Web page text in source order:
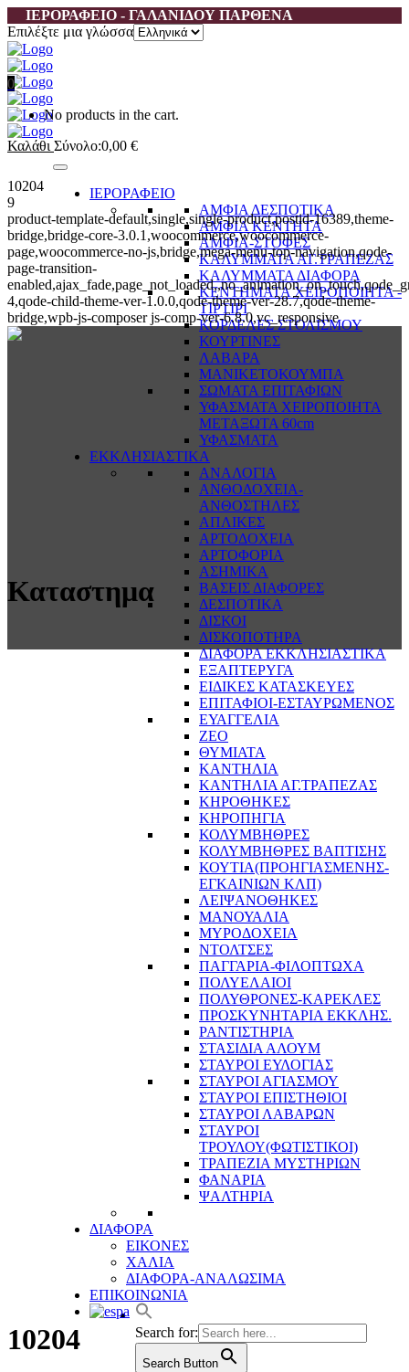
ΙΕΡΟΡΑΦΕΙΟ - ΓΑΛΑΝΙΔΟΥ ΠΑΡΘΕΝΑ
Επιλέξτε μια γλώσσα
0
No products in the cart.
Καλάθι Σύνολο:0,00 €
ΙΕΡΟΡΑΦΕΙΟ
ΑΜΦΙΑ ΔΕΣΠΟΤΙΚΑ
ΑΜΦΙΑ ΚΕΝΤΗΤΑ
ΑΜΦΙΑ-ΣΤΟΦΕΣ
ΚΑΛΥΜΜΑΤΑ ΑΓ.ΤΡΑΠΕΖΑΣ
ΚΑΛΥΜΜΑΤΑ ΔΙΑΦΟΡΑ
ΚΕΝΤΗΜΑΤΑ ΧΕΙΡΟΠΟΙΗΤΑ -
ΤΙΡΤΙΡΙ
ΚΟΡΔΕΛΕΣ ΣΤΟΛΙΣΜΟΥ
ΚΟΥΡΤΙΝΕΣ
ΛΑΒΑΡΑ
ΜΑΝΙΚΕΤΟΚΟΥΜΠΑ
ΣΩΜΑΤΑ ΕΠΙΤΑΦΙΩΝ
ΥΦΑΣΜΑΤΑ ΧΕΙΡΟΠΟΙΗΤΑ
ΜΕΤΑΞΩΤΑ 60cm
ΥΦΑΣΜΑΤΑ
ΕΚΚΛΗΣΙΑΣΤΙΚΑ
ΑΝΑΛΟΓΙΑ
ΑΝΘΟΔΟΧΕΙΑ-
ΑΝΘΟΣΤΗΛΕΣ
ΑΠΛΙΚΕΣ
ΑΡΤΟΔΟΧΕΙΑ
ΑΡΤΟΦΟΡΙΑ
ΑΣΗΜΙΚΑ
ΒΑΣΕΙΣ ΔΙΑΦΟΡΕΣ
ΔΕΣΠΟΤΙΚΑ
ΔΙΣΚΟΙ
ΔΙΣΚΟΠΟΤΗΡΑ
ΔΙΑΦΟΡΑ ΕΚΚΛΗΣΙΑΣΤΙΚΑ
ΕΞΑΠΤΕΡΥΓΑ
ΕΙΔΙΚΕΣ ΚΑΤΑΣΚΕΥΕΣ
ΕΠΙΤΑΦΙΟΙ-ΕΣΤΑΥΡΩΜΕΝΟΣ
ΕΥΑΓΓΕΛΙΑ
ΖΕΟ
ΘΥΜΙΑΤΑ
ΚΑΝΤΗΛΙΑ
ΚΑΝΤΗΛΙΑ ΑΓ.ΤΡΑΠΕΖΑΣ
ΚΗΡΟΘΗΚΕΣ
ΚΗΡΟΠΗΓΙΑ
ΚΟΛΥΜΒΗΘΡΕΣ
ΚΟΛΥΜΒΗΘΡΕΣ ΒΑΠΤΙΣΗΣ
ΚΟΥΤΙΑ(ΠΡΟΗΓΙΑΣΜΕΝΗΣ-
ΕΓΚΑΙΝΙΩΝ ΚΛΠ)
ΛΕΙΨΑΝΟΘΗΚΕΣ
ΜΑΝΟΥΑΛΙΑ
ΜΥΡΟΔΟΧΕΙΑ
ΝΤΟΛΤΣΕΣ
ΠΑΓΓΑΡΙΑ-ΦΙΛΟΠΤΩΧΑ
ΠΟΛΥΕΛΑΙΟΙ
ΠΟΛΥΘΡΟΝΕΣ-ΚΑΡΕΚΛΕΣ
ΠΡΟΣΚΥΝΗΤΑΡΙΑ ΕΚΚΛΗΣ.
ΡΑΝΤΙΣΤΗΡΙΑ
ΣΤΑΣΙΔΙΑ ΑΛΟΥΜ
ΣΤΑΥΡΟΙ ΕΥΛΟΓΙΑΣ
ΣΤΑΥΡΟΙ ΑΓΙΑΣΜΟΥ
ΣΤΑΥΡΟΙ ΕΠΙΣΤΗΘΙΟΙ
ΣΤΑΥΡΟΙ ΛΑΒΑΡΩΝ
ΣΤΑΥΡΟΙ
ΤΡΟΥΛΟΥ(ΦΩΤΙΣΤΙΚΟΙ)
ΤΡΑΠΕΖΙΑ ΜΥΣΤΗΡΙΩΝ
ΦΑΝΑΡΙΑ
ΨΑΛΤΗΡΙΑ
ΔΙΑΦΟΡΑ
ΕΙΚΟΝΕΣ
ΧΑΛΙΑ
ΔΙΑΦΟΡΑ-ΑΝΑΛΩΣΙΜΑ
ΕΠΙΚΟΙΝΩΝΙΑ
Search for:
Search Button
10204
9
product-template-default,single,single-product,postid-16389,theme-
bridge,bridge-core-3.0.1,woocommerce,woocommerce-
page,woocommerce-no-js,bridge,mega-menu-top-navigation,qode-
page-transition-
4,qode-child-theme-ver-1.0.0,qode-theme-ver-28.7,qode-theme-
bridge,wpb-js-composer js-comp-ver-6.8.0,vc_responsive
Καταστημα
10204